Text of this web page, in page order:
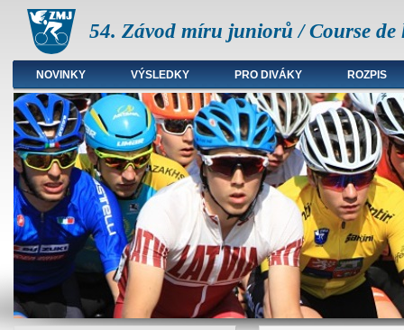
54. Závod míru juniorů / Course
Hlavní menu
NOVINKY VÝSLEDKY PRO DIVÁKY ROZPIS